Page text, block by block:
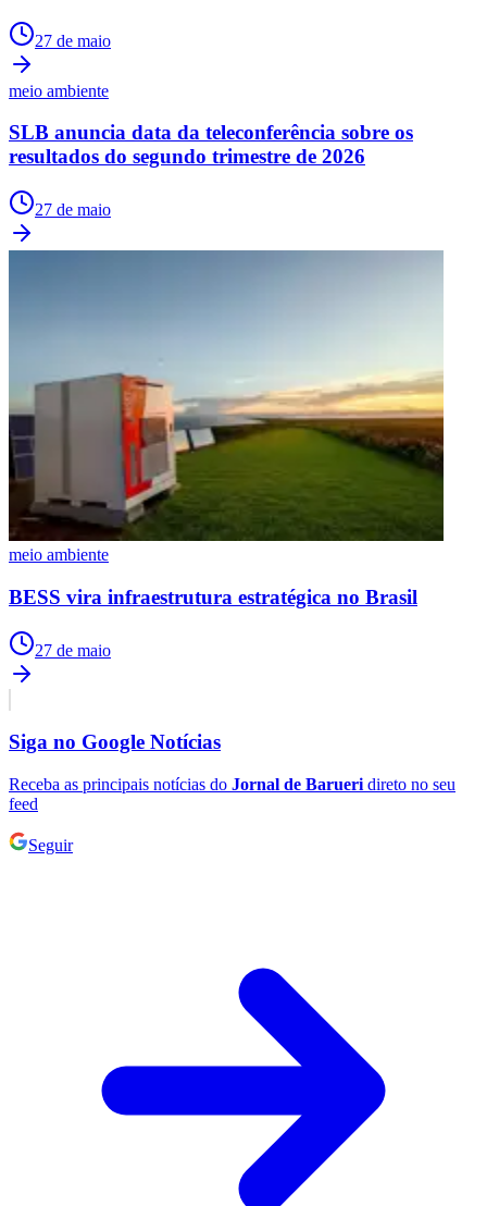
27 de maio
meio ambiente
SLB anuncia data da teleconferência sobre os
resultados do segundo trimestre de 2026
27 de maio
meio ambiente
BESS vira infraestrutura estratégica no Brasil
27 de maio
Siga no Google Notícias
Receba as principais notícias do Jornal de Barueri direto no seu
feed
Seguir